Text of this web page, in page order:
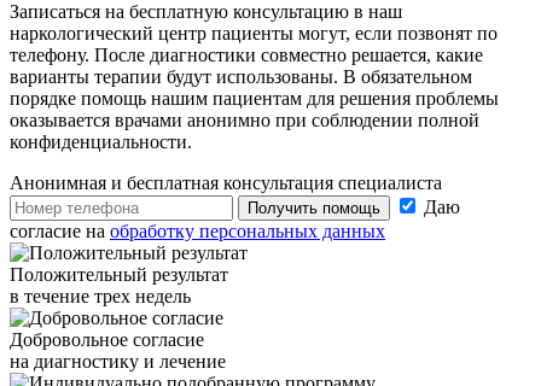
Записаться на бесплатную консультацию в наш
наркологический центр пациенты могут, если позвонят по
телефону. После диагностики совместно решается, какие
варианты терапии будут использованы. В обязательном
порядке помощь нашим пациентам для решения проблемы
оказывается врачами анонимно при соблюдении полной
конфиденциальности.
Анонимная и бесплатная консультация специалиста
Получить помощь
Даю
согласие на обработку персональных данных
Положительный результат
в течение трех недель
Добровольное согласие
на диагностику и лечение